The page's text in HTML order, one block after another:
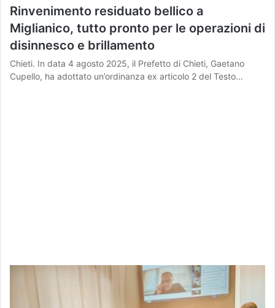
Rinvenimento residuato bellico a
Miglianico, tutto pronto per le operazioni di
disinnesco e brillamento
Chieti. In data 4 agosto 2025, il Prefetto di Chieti, Gaetano
Cupello, ha adottato un’ordinanza ex articolo 2 del Testo…